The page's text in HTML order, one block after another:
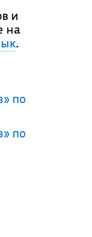
и
на
.
по
по